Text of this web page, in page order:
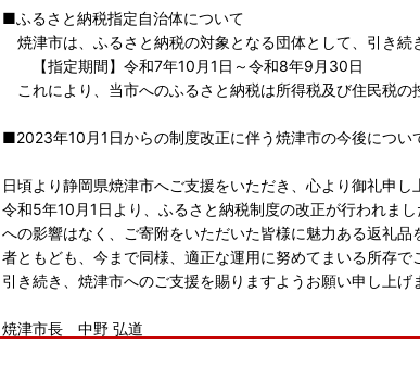
■ふるさと納税指定自治体について
焼津市は、ふるさと納税の対象となる団体として、引き続
【指定期間】令和7年10月1日～令和8年9月30日
これにより、当市へのふるさと納税は所得税及び住民税の
■2023年10月1日からの制度改正に伴う焼津市の今後につい
日頃より静岡県焼津市へご支援をいただき、心より御礼申し
令和5年10月1日より、ふるさと納税制度の改正が行われま
への影響はなく、ご寄附をいただいた皆様に魅力ある返礼
者ともども、今まで同様、適正な運用に努めてまいる所存で
引き続き、焼津市へのご支援を賜りますようお願い申し上
焼津市長 中野 弘道